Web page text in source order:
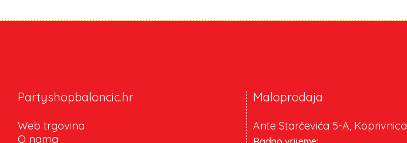
Partyshopbaloncic.hr
Web trgovina
O nama
Maloprodaja
Ante Starčevića 5-A, Koprivnica